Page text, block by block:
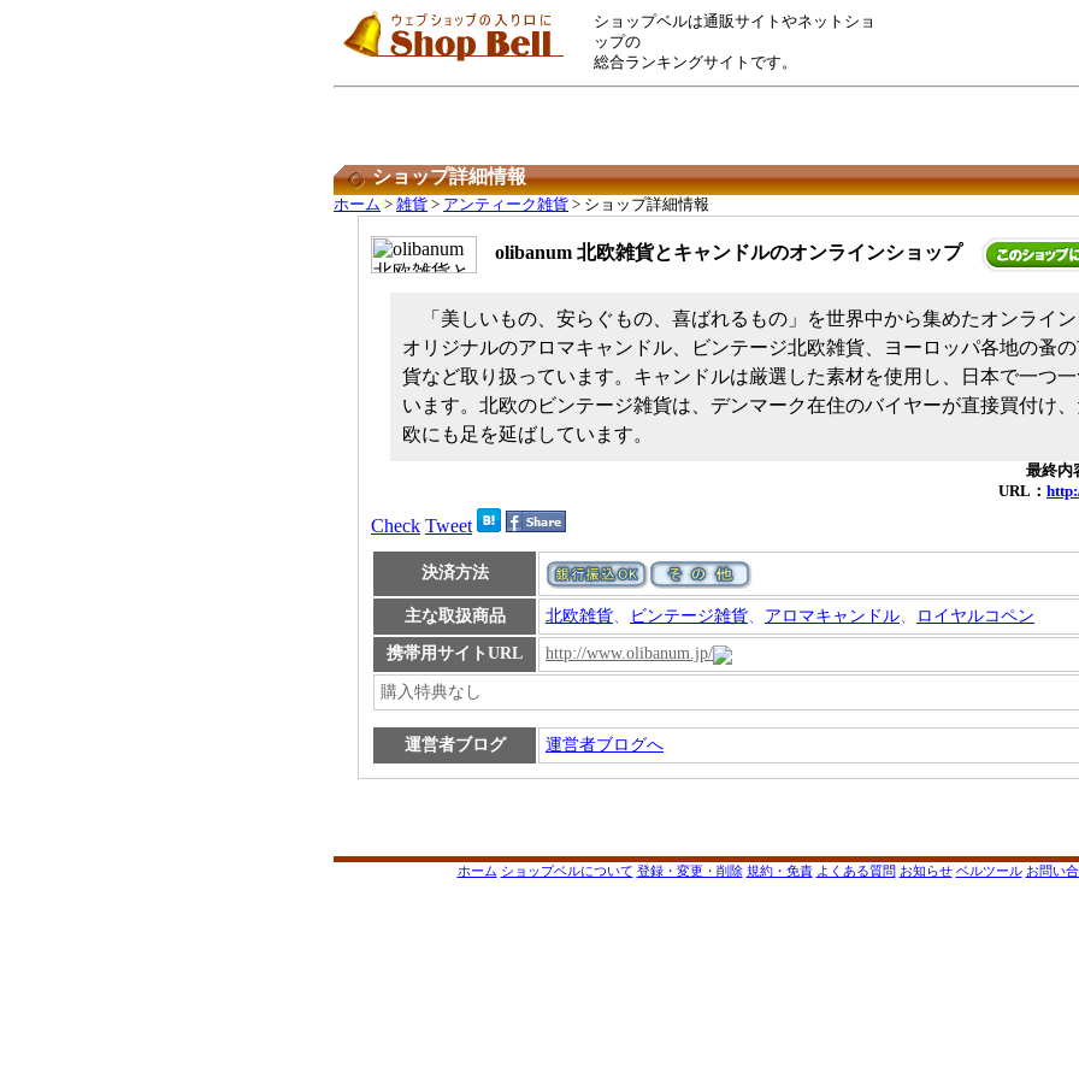
ショップベルは通販サイトやネットショ
ップの
総合ランキングサイトです。
ショップ詳細情報
ホーム > 雑貨 > アンティーク雑貨 > ショップ詳細情報
olibanum 北欧雑貨とキャンドルのオンラインショップ
「美しいもの、安らぐもの、喜ばれるもの」を世界中から集めたオンライン
オリジナルのアロマキャンドル、ビンテージ北欧雑貨、ヨーロッパ各地の蚤
貨など取り扱っています。キャンドルは厳選した素材を使用し、日本で一つ
います。北欧のビンテージ雑貨は、デンマーク在住のバイヤーが直接買付け
欧にも足を延ばしています。
最終内
URL：
Check Tweet
決済方法
主な取扱商品 北欧雑貨、 ビンテージ雑貨、 アロマキャンドル、 ロイヤルコペン
携帯用サイトURL http://www.olibanum.jp/
購入特典なし
運営者ブログ 運営者ブログへ
ホーム ショップベルについて 登録・変更・削除 規約・免責 よくある質問 お知らせ ベルツール お問い